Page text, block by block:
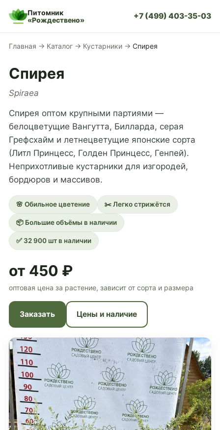
Питомник
«Рождествено»
+7 (499) 403-35-03
Главная → Каталог → Кустарники → Спирея
Спирея
Spiraea
Спирея оптом крупными партиями —
белоцветущие Вангутта, Билларда, серая
Грефсхайм и летнецветущие японские сорта
(Литл Принцесс, Голден Принцесс, Генпей).
Неприхотливые кустарники для изгородей,
бордюров и массивов.
🌸 Обильное цветение ✂️ Легко стрижётся
📦 Большие объёмы в наличии
✅ 32 900 шт в наличии
от 450 ₽
оптовая цена за растение, зависит от сорта и размера
Заказать Цены и наличие